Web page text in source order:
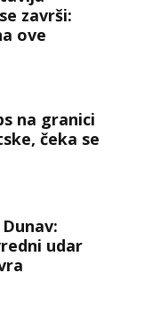
završi:
ove
na granici
čeka se
udar